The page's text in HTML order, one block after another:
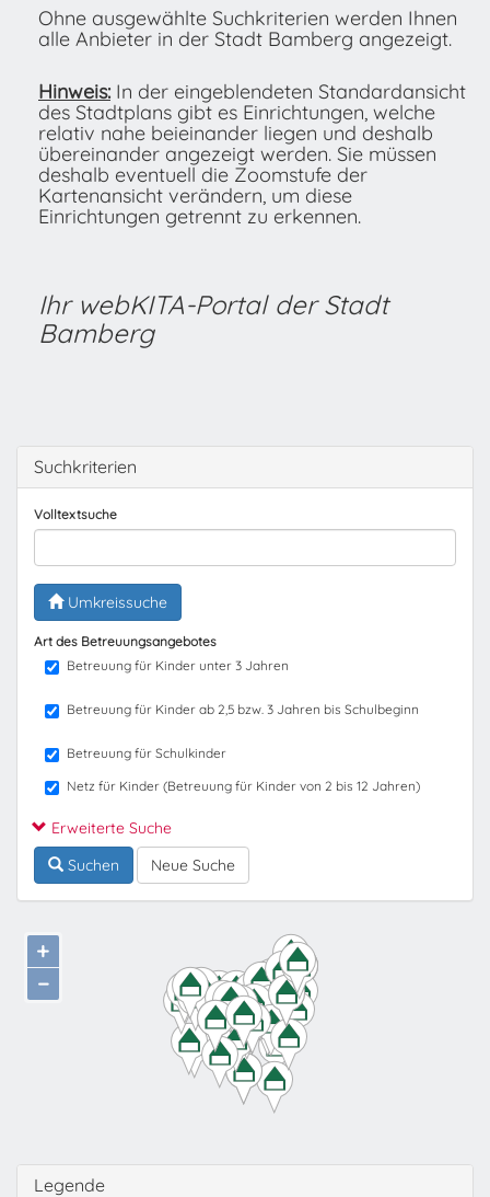
Ohne ausgewählte Suchkriterien werden Ihnen
alle Anbieter in der Stadt Bamberg angezeigt.
Hinweis: In der eingeblendeten Standardansicht
des Stadtplans gibt es Einrichtungen, welche
relativ nahe beieinander liegen und deshalb
übereinander angezeigt werden. Sie müssen
deshalb eventuell die Zoomstufe der
Kartenansicht verändern, um diese
Einrichtungen getrennt zu erkennen.
Ihr webKITA-Portal der Stadt
Bamberg
Suchkriterien
Volltextsuche
Umkreissuche
Art des Betreuungsangebotes
Betreuung für Kinder unter 3 Jahren
Betreuung für Kinder ab 2,5 bzw. 3 Jahren bis Schulbeginn
Betreuung für Schulkinder
Netz für Kinder (Betreuung für Kinder von 2 bis 12 Jahren)
Erweiterte Suche
Suchen
Neue Suche
+
−
Legende